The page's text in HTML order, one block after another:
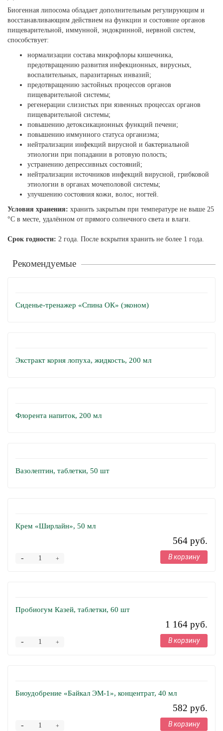
Биогенная липосома обладает дополнительным регулирующим и
восстанавливающим действием на функции и состояние органов
пищеварительной, иммунной, эндокринной, нервной систем,
способствует:
нормализации состава микрофлоры кишечника,
предотвращению развития инфекционных, вирусных,
воспалительных, паразитарных инвазий;
предотвращению застойных процессов органов
пищеварительной системы;
регенерации слизистых при язвенных процессах органов
пищеварительной системы;
повышению детоксикационных функций печени;
повышению иммунного статуса организма;
нейтрализации инфекций вирусной и бактериальной
этиологии при попадании в ротовую полость;
устранению депрессивных состояний;
нейтрализации источников инфекций вирусной, грибковой
этиологии в органах мочеполовой системы;
улучшению состояния кожи, волос, ногтей.
Условия хранения: хранить закрытым при температуре не выше 25
°С в месте, удалённом от прямого солнечного света и влаги.
Срок годности: 2 года. После вскрытия хранить не более 1 года.
Рекомендуемые
Сиденье-тренажер «Спина ОК» (эконом)
Экстракт корня лопуха, жидкость, 200 мл
Флорента напиток, 200 мл
Вазолептин, таблетки, 50 шт
Крем «Ширлайн», 50 мл
564 руб.
+
- В корзину
Пробиогум Казей, таблетки, 60 шт
1 164 руб.
+
- В корзину
Биоудобрение «Байкал ЭМ-1», концентрат, 40 мл
582 руб.
+
- В корзину